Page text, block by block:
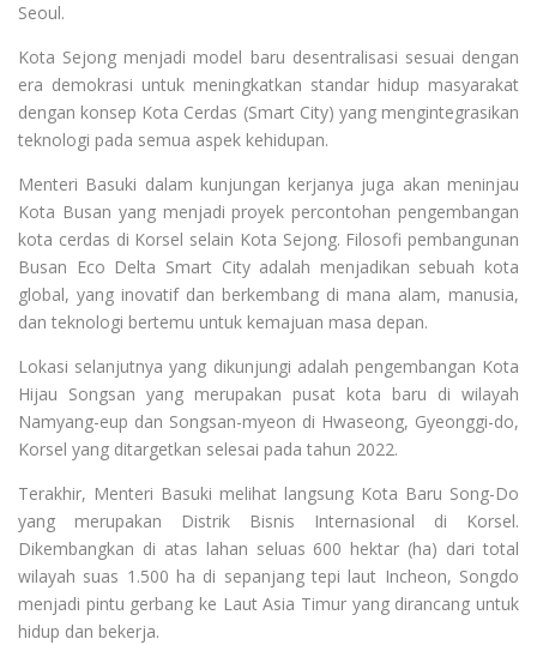
Seoul.
Kota Sejong menjadi model baru desentralisasi sesuai dengan
era demokrasi untuk meningkatkan standar hidup masyarakat
dengan konsep Kota Cerdas (Smart City) yang mengintegrasikan
teknologi pada semua aspek kehidupan.
Menteri Basuki dalam kunjungan kerjanya juga akan meninjau
Kota Busan yang menjadi proyek percontohan pengembangan
kota cerdas di Korsel selain Kota Sejong. Filosofi pembangunan
Busan Eco Delta Smart City adalah menjadikan sebuah kota
global, yang inovatif dan berkembang di mana alam, manusia,
dan teknologi bertemu untuk kemajuan masa depan.
Lokasi selanjutnya yang dikunjungi adalah pengembangan Kota
Hijau Songsan yang merupakan pusat kota baru di wilayah
Namyang-eup dan Songsan-myeon di Hwaseong, Gyeonggi-do,
Korsel yang ditargetkan selesai pada tahun 2022.
Terakhir, Menteri Basuki melihat langsung Kota Baru Song-Do
yang merupakan Distrik Bisnis Internasional di Korsel.
Dikembangkan di atas lahan seluas 600 hektar (ha) dari total
wilayah suas 1.500 ha di sepanjang tepi laut Incheon, Songdo
menjadi pintu gerbang ke Laut Asia Timur yang dirancang untuk
hidup dan bekerja.